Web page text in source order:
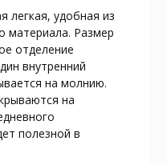
в
и
т
ь
легкая, удобная из
материала. Размер
отделение
внутренний
на молнию.
на
полезной в